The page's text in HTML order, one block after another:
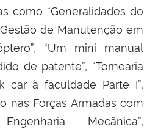
como “Generalidades do
de Manutenção em
“Um mini manual
de patente”, “Tornearia
car à faculdade Parte I”,
nas Forças Armadas com
Mecânica”,